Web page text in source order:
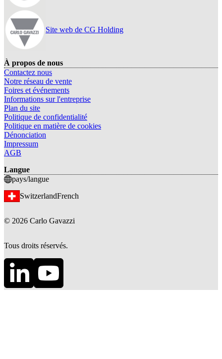
Site web de CG Holding
À propos de nous
Contactez nous
Notre réseau de vente
Foires et événements
Informations sur l'entreprise
Plan du site
Politique de confidentialité
Politique en matière de cookies
Dénonciation
Impressum
AGB
Langue
pays/langue
SwitzerlandFrench
© 2026 Carlo Gavazzi
Tous droits réservés.